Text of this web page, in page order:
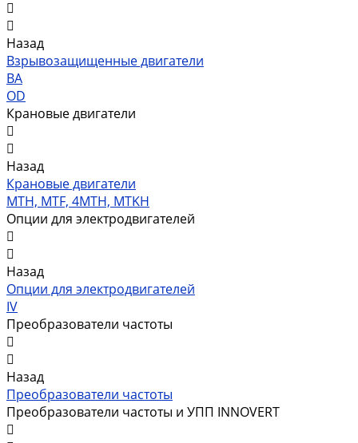
Назад
Взрывозащищенные двигатели
ВА
OD
Крановые двигатели
Назад
Крановые двигатели
MTH, MTF, 4MTH, MTKH
Опции для электродвигателей
Назад
Опции для электродвигателей
IV
Преобразователи частоты
Назад
Преобразователи частоты
Преобразователи частоты и УПП INNOVERT